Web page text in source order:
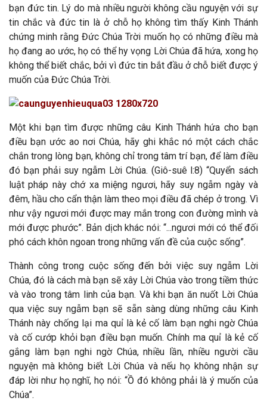
bạn đức tin. Lý do mà nhiều người không cầu nguyện với sự
tin chắc và đức tin là ở chỗ họ không tìm thấy Kinh Thánh
chứng minh rằng Đức Chúa Trời muốn họ có những điều mà
họ đang ao ước, họ có thể hy vọng Lời Chúa đã hứa, xong họ
không thể biết chắc, bởi vì đức tin bắt đầu ở chỗ biết được ý
muốn của Đức Chúa Trời.
Một khi bạn tìm được những câu Kinh Thánh hứa cho bạn
điều bạn ước ao nơi Chúa, hãy ghi khắc nó một cách chắc
chắn trong lòng bạn, không chỉ trong tâm trí bạn, để làm điều
đó bạn phải suy ngẫm Lời Chúa. (Giô-suê l:8) “Quyển sách
luật pháp này chớ xa miệng ngươi, hãy suy ngẫm ngày và
đêm, hầu cho cẩn thận làm theo mọi điều đã chép ở trong. Vì
như vậy ngươi mới được may mắn trong con đường mình và
mới được phước”. Bản dịch khác nói: “...ngươi mới có thể đối
phó cách khôn ngoan trong những vấn đề của cuộc sống”.
Thành công trong cuộc sống đến bởi việc suy ngẫm Lời
Chúa, đó là cách mà bạn sẽ xây Lời Chúa vào trong tiềm thức
và vào trong tâm linh của bạn. Và khi bạn ăn nuốt Lời Chúa
qua việc suy ngẫm bạn sẽ sẵn sàng dùng những câu Kinh
Thánh này chống lại ma quỉ là kẻ cố làm bạn nghi ngờ Chúa
và cố cướp khỏi bạn điều bạn muốn. Chính ma quỉ là kẻ cố
gắng làm bạn nghi ngờ Chúa, nhiều lần, nhiều người cầu
nguyện mà không biết Lời Chúa và nếu họ không nhận sự
đáp lời như họ nghĩ, họ nói: “Ồ đó không phải là ý muốn của
Chúa”.